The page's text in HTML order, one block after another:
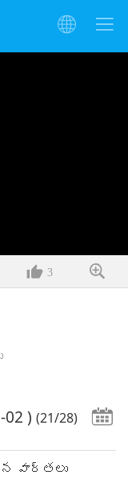
3
02 ) (21/28)
వార్తలు